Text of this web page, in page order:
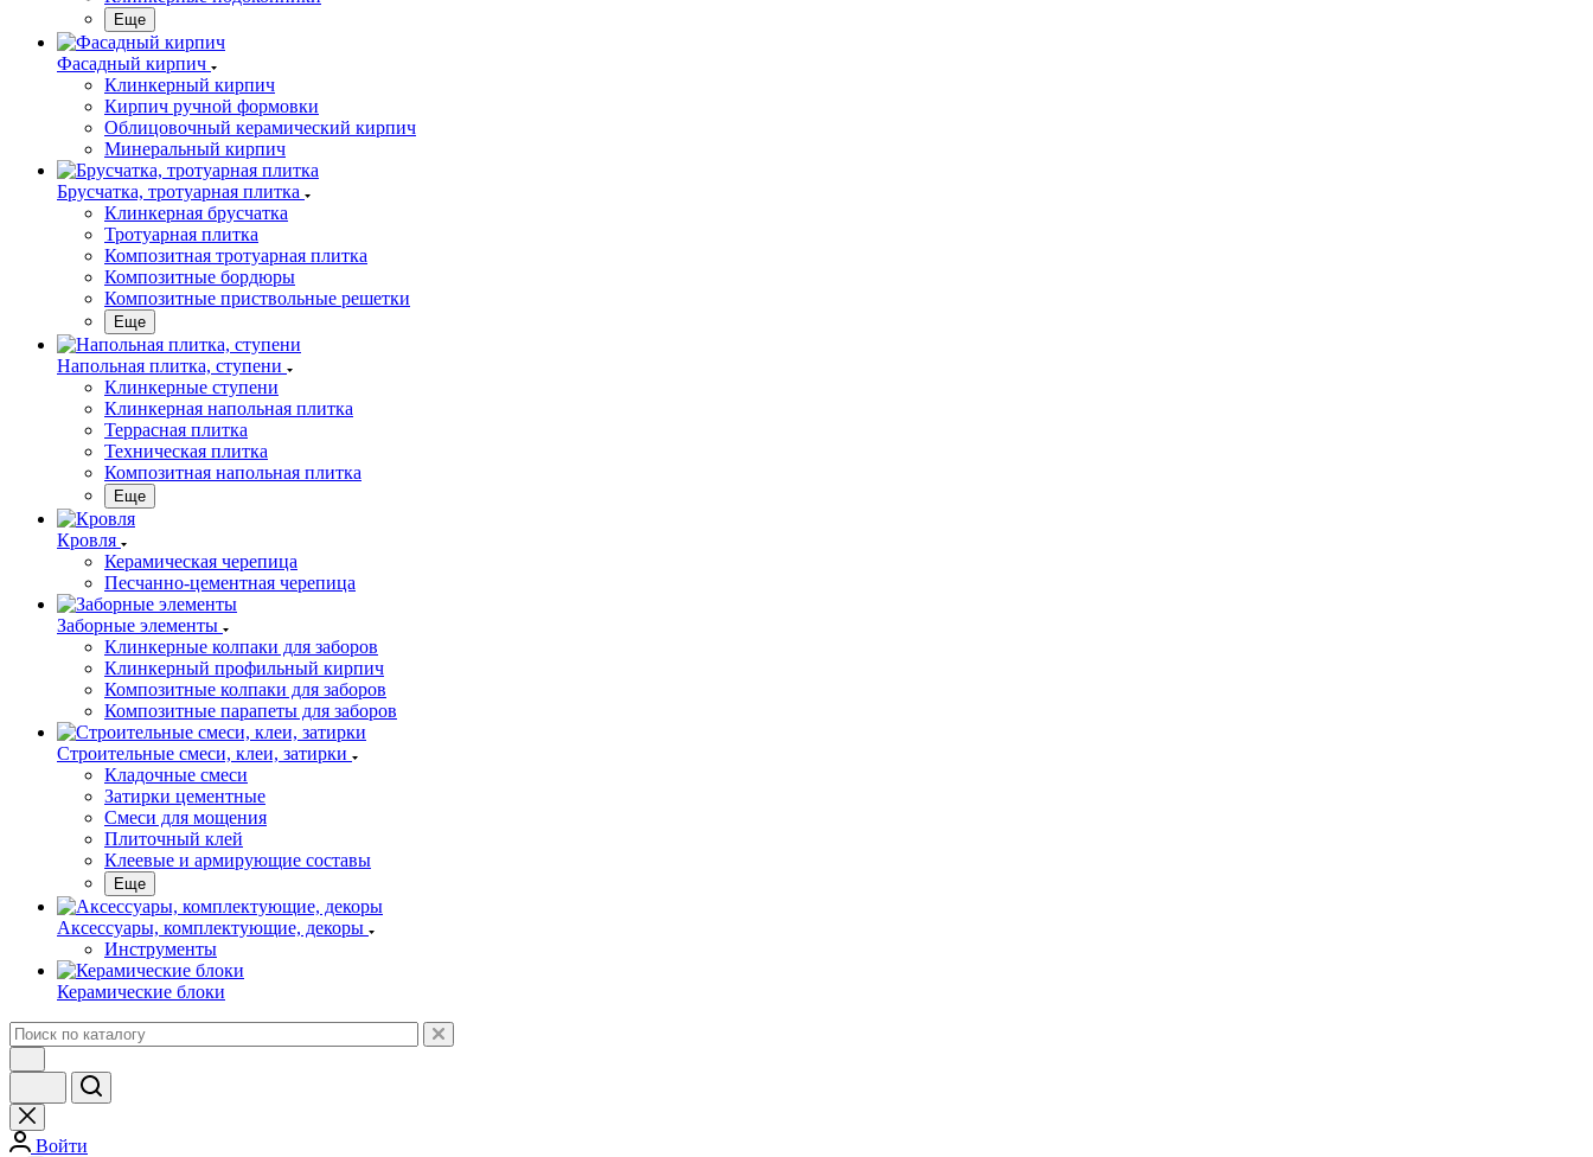
Еще
Фасадный кирпич
Клинкерный кирпич
Кирпич ручной формовки
Облицовочный керамический кирпич
Минеральный кирпич
Брусчатка, тротуарная плитка
Клинкерная брусчатка
Тротуарная плитка
Композитная тротуарная плитка
Композитные бордюры
Композитные приствольные решетки
Еще
Напольная плитка, ступени
Клинкерные ступени
Клинкерная напольная плитка
Террасная плитка
Техническая плитка
Композитная напольная плитка
Еще
Кровля
Керамическая черепица
Песчанно-цементная черепица
Заборные элементы
Клинкерные колпаки для заборов
Клинкерный профильный кирпич
Композитные колпаки для заборов
Композитные парапеты для заборов
Строительные смеси, клеи, затирки
Кладочные смеси
Затирки цементные
Смеси для мощения
Плиточный клей
Клеевые и армирующие составы
Еще
Аксессуары, комплектующие, декоры
Инструменты
Керамические блоки
Войти